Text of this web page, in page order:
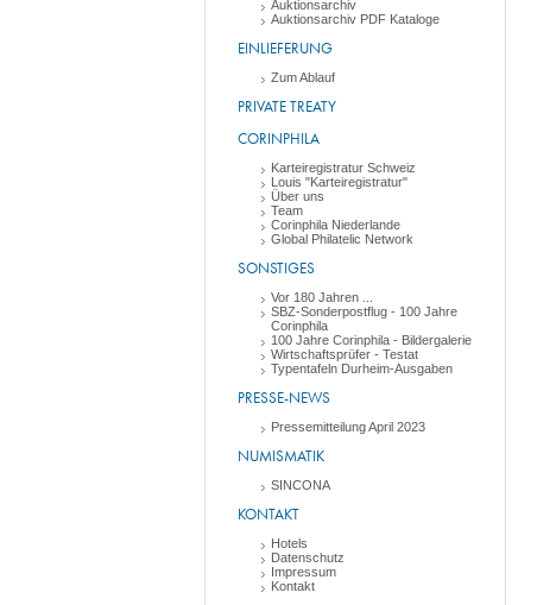
Auktionsarchiv
Auktionsarchiv PDF Kataloge
EINLIEFERUNG
Zum Ablauf
PRIVATE TREATY
CORINPHILA
Karteiregistratur Schweiz
Louis "Karteiregistratur"
Über uns
Team
Corinphila Niederlande
Global Philatelic Network
SONSTIGES
Vor 180 Jahren ...
SBZ-Sonderpostflug - 100 Jahre
Corinphila
100 Jahre Corinphila - Bildergalerie
Wirtschaftsprüfer - Testat
Typentafeln Durheim-Ausgaben
PRESSE-NEWS
Pressemitteilung April 2023
NUMISMATIK
SINCONA
KONTAKT
Hotels
Datenschutz
Impressum
Kontakt